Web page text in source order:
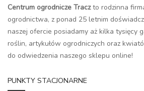
Centrum ogrodnicze Traczto rodzinna
ogrodnictwa, z ponad 25 letnim
naszej ofercie posiadamy aż kilka tysięcy
roślin, artykułów ogrodniczych oraz
do odwiedzenia naszego sklepu online!
PUNKTY STACJONARNE